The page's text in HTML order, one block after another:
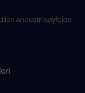
endüstri sayfaları